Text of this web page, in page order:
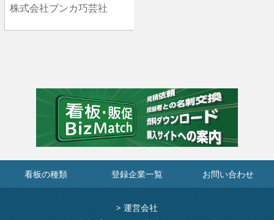
株式会社ブンカ巧芸社
看板の種類 登録企業一覧 お問い合わせ
> 運営会社